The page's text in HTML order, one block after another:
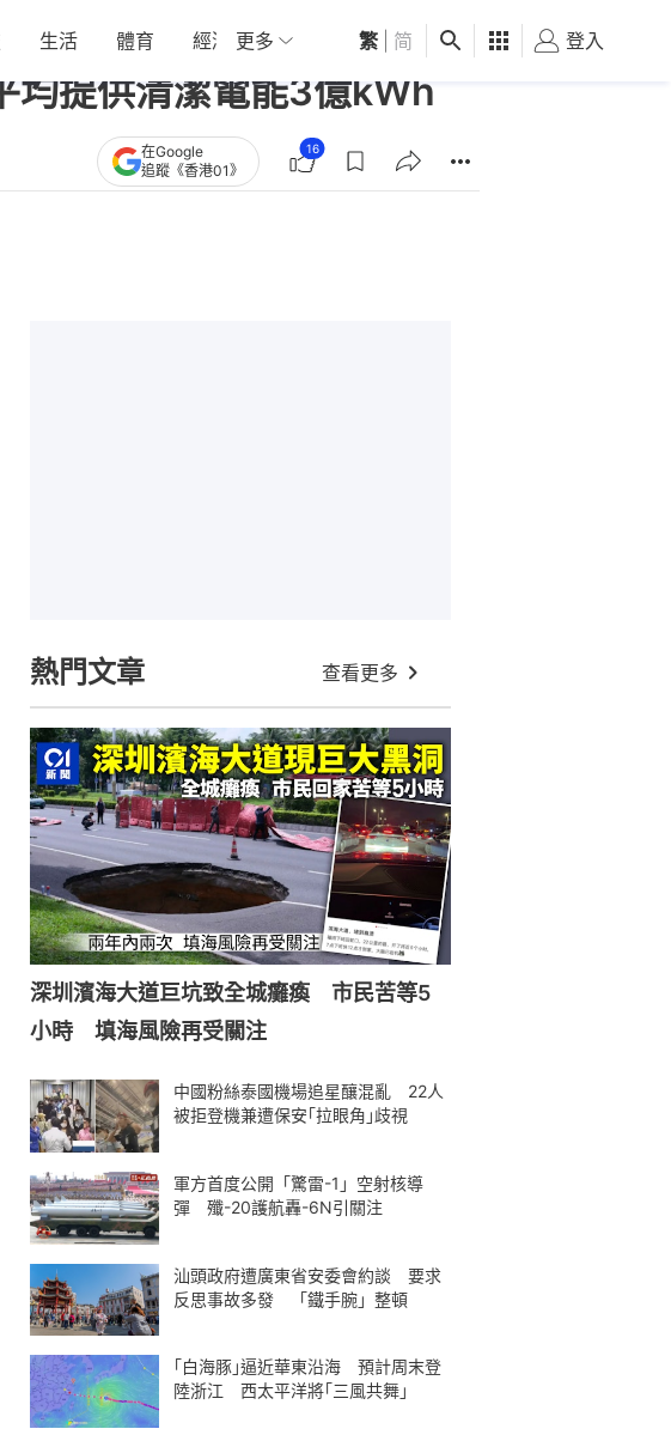
生活 體育 經濟 01深圳 觀點 健康 好食玩飛
更多 繁 简 登入
提供清潔電能3億kWh
在Google
追蹤《香港01》
16
熱門文章 查看更多
深圳濱海大道巨坑致全城癱瘓 市民苦等5
小時 填海風險再受關注
中國粉絲泰國機場追星釀混亂 22人
被拒登機兼遭保安｢拉眼角｣歧視
軍方首度公開「驚雷-1」空射核導
彈 殲-20護航轟-6N引關注
汕頭政府遭廣東省安委會約談 要求
反思事故多發 「鐵手腕」整頓
｢白海豚｣逼近華東沿海 預計周末登
陸浙江 西太平洋將｢三風共舞｣